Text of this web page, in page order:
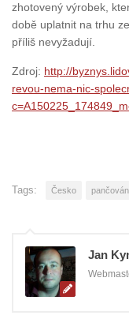
zhotovený výrobek,
době uplatnit na trhu
příliš nevyžadují.
Zdroj: http://
revou-nema-nic-
Tags: Česko
Jan